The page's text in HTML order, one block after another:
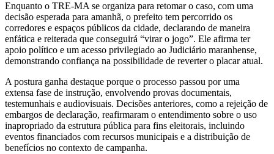
Enquanto o TRE-MA se organiza para retomar o caso, com uma
decisão esperada para amanhã, o prefeito tem percorrido os
corredores e espaços públicos da cidade, declarando de maneira
enfática e reiterada que conseguirá “virar o jogo”. Ele afirma ter
apoio político e um acesso privilegiado ao Judiciário maranhense,
demonstrando confiança na possibilidade de reverter o placar atual.
A postura ganha destaque porque o processo passou por uma
extensa fase de instrução, envolvendo provas documentais,
testemunhais e audiovisuais. Decisões anteriores, como a rejeição de
embargos de declaração, reafirmaram o entendimento sobre o uso
inapropriado da estrutura pública para fins eleitorais, incluindo
eventos financiados com recursos municipais e a distribuição de
benefícios no contexto de campanha.